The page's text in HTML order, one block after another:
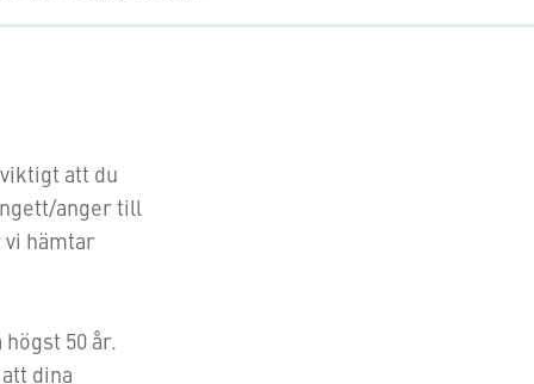
att du
anger till
vi hämtar
50 år.
dina